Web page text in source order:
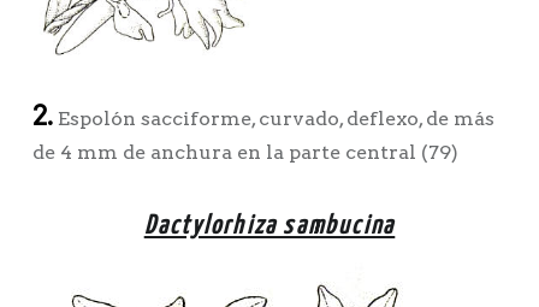
2.Espolón sacciforme, curvado, deflexo, de más
de 4 mm de anchura en la parte central (79)
Dactylorhiza sambucina